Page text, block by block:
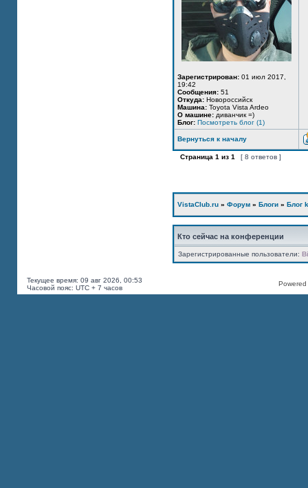
Зарегистрирован: 01 июл 2017,
19:42
Сообщения: 51
Откуда: Новороссийск
Машина: Toyota Vista Ardeo
О машине: диванчик =)
Блог: Посмотреть блог (1)
Вернуться к началу
Страница 1 из 1 [ 8 ответов ]
VistaClub.ru » Форум » Блоги » Блог
Кто сейчас на конференции
Зарегистрированные пользователи:
Текущее время: 09 авг 2026, 00:53
Часовой пояс: UTC + 7 часов